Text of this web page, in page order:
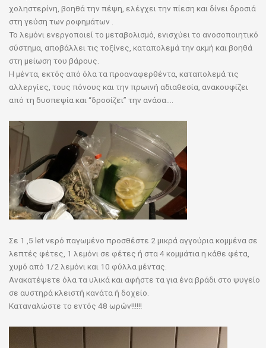
χοληστερίνη, βοηθά την πέψη, ελέγχει την πίεση και δίνει δροσιά
στη γεύση των ροφημάτων .
Το λεμόνι ενεργοποιεί το μεταβολισμό, ενισχύει το ανοσοποιητικό
σύστημα, αποβάλλει τις τοξίνες, καταπολεμά την ακμή και βοηθά
στη μείωση του βάρους.
Η μέντα, εκτός από όλα τα προαναφερθέντα, καταπολεμά τις
αλλεργίες, τους πόνους και την πρωινή αδιαθεσία, ανακουφίζει
από τη δυσπεψία και “δροσίζει” την ανάσα….
Σε 1 ,5 let νερό παγωμένο προσθέστε 2 μικρά αγγούρια κομμένα σε
λεπτές φέτες, 1 λεμόνι σε φέτες ή στα 4 κομμάτια η κάθε φέτα,
χυμό από 1/2 λεμόνι και 10 φύλλα μέντας.
Ανακατέψετε όλα τα υλικά και αφήστε τα για ένα βράδι στο ψυγείο
σε αυστηρά κλειστή κανάτα ή δοχείο.
Καταναλώστε το εντός 48 ωρών!!!!!!